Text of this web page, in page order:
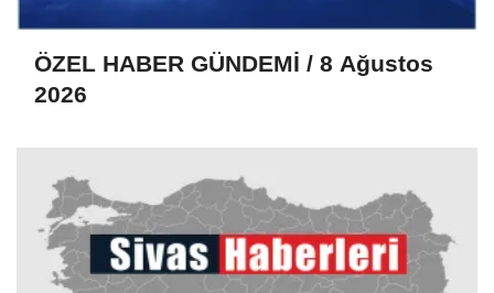
ÖZEL HABER GÜNDEMİ / 8 Ağustos
2026